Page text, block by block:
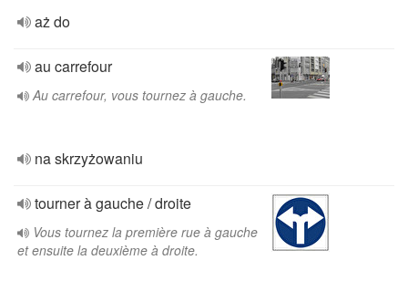
aż do
au carrefour
Au carrefour, vous tournez à gauche.
na skrzyżowaniu
tourner à gauche / droite
Vous tournez la première rue à gauche
et ensuite la deuxième à droite.